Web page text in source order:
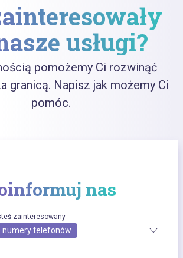
usługi?
pomożemy Ci rozwinąć
granicą. Napisz jak możemy Ci
pomóc.
nas
zainteresowany
numery telefonów